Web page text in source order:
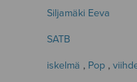
Siljamäki Eeva
SATB
iskelmä , Pop ,